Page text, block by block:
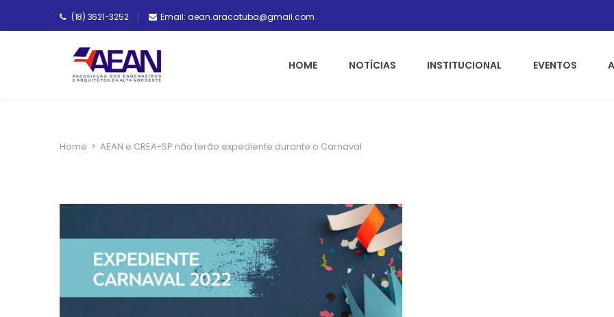
(18) 3621-3252 Email: aean.aracatuba@gmail.com
HOME NOTÍCIAS INSTITUCIONAL EVENTOS
Home > AEAN e CREA-SP não terão expediente durante o Carnaval